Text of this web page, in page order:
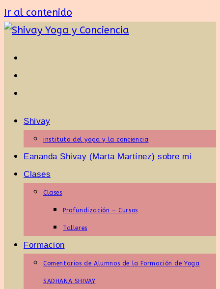
Ir al contenido
Shivay
instituto del yoga y la conciencia
Eananda Shivay (Marta Martínez) sobre mi
Clases
Clases
Profundización – Cursos
Talleres
Formacion
Comentarios de Alumnos de la Formación de Yoga
SADHANA SHIVAY